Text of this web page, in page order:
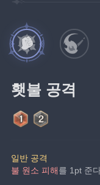
횃불 공격
일반 공격
불 원소 피해를 1pt 준